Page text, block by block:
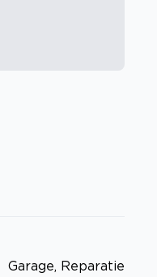
Garage, Reparatie